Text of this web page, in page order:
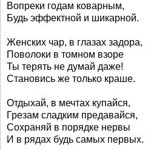
Вопреки годам коварным,
Будь эффектной и шикарной.
Женских чар, в глазах задора,
Поволоки в томном взоре
Ты терять не думай даже!
Становись же только краше.
Отдыхай, в мечтах купайся,
Грезам сладким предавайся,
Сохраняй в порядке нервы
И в рядах будь самых первых.